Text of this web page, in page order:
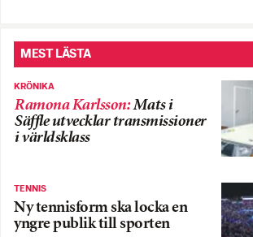
MEST LÄSTA
KRÖNIKA
Ramona Karlsson:Mats i
Säffle utvecklar transmissioner
i världsklass
TENNIS
Ny tennisform ska locka en
yngre publik till sporten